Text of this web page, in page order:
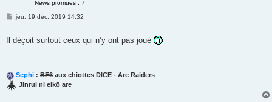
News promues : 7
jeu. 19 déc. 2019 14:32
Il déçoit surtout ceux qui n’y ont pas joué
Sephi : BF6 aux chiottes DICE - Arc Raiders
Jinrui ni eikō are